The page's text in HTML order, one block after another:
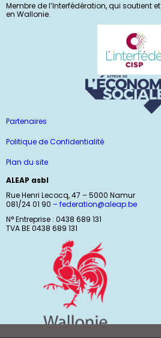
Membre de l’Interfédération, qui soutient
en Wallonie.
Partenaires
Politique de Confidentialité
Plan du site
ALEAP asbl
Rue Henri Lecocq, 47 – 5000 Namur
081/24 01 90 –federation@aleap.be
N° Entreprise : 0438 689 131
TVA BE 0438 689 131